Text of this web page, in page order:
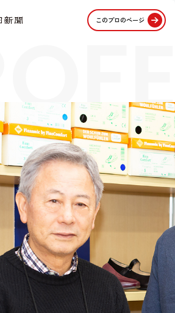
このプロのページ